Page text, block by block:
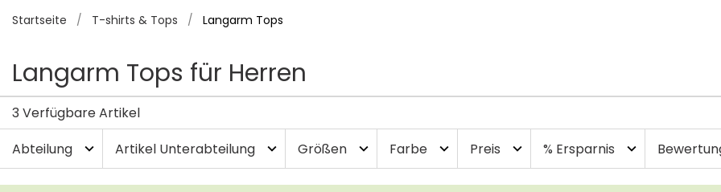
Startseite / T-shirts & Tops / Langarm Tops
Langarm Tops für Herren
3 Verfügbare Artikel
Abteilung
expand_more Artikel Unterabteilung expand_more Größen expand_more Farbe expand_more Preis expand_more % Ersparnis expand_more